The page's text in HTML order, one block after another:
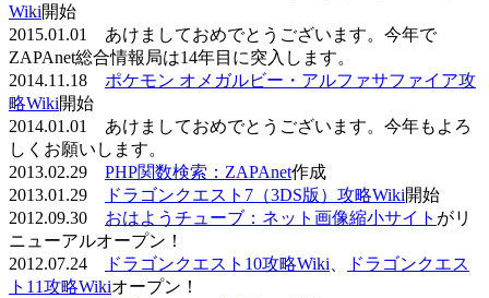
Wiki開始
2015.01.01 あけましておめでとうございます。今年で
ZAPAnet総合情報局は14年目に突入します。
2014.11.18 ポケモン オメガルビー・アルファサファイア攻
略Wiki開始
2014.01.01 あけましておめでとうございます。今年もよろ
しくお願いします。
2013.02.29 PHP関数検索：ZAPAnet作成
2013.01.29
ドラゴンクエスト7（3DS版）攻略Wiki開始
2012.09.30 おはようチューブ：ネット画像縮小サイト がリ
ニューアルオープン！
2012.07.24
ドラゴンクエスト10攻略Wiki
ドラゴンクエス
ト11攻略Wikiオープン！